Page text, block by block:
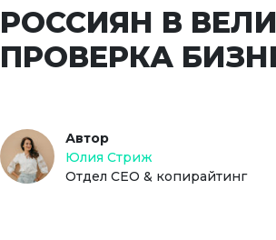
РОССИЯН В
ПРОВЕРКА
Автор
Юлия Стриж
Отдел СЕО & копирайтинг